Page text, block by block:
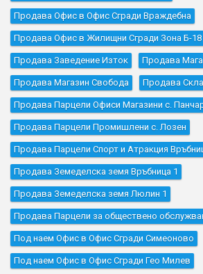
Продава Офис в Офис Сгради Враждебна
Продава Офис в Жилищни Сгради Зона Б-18
Продава Заведение Изток Продава
Продава Магазин Свобода Продава
Продава Парцели Офиси Магазини с.
Продава Парцели Промишлени с. Лозен
Продава Парцели Спорт и Атракция
Продава Земеделска земя Връбница 1
Продава Земеделска земя Люлин 1
Продава Парцели за обществено
Под наем Офис в Офис Сгради Симеоново
Под наем Офис в Офис Сгради Гео Милев